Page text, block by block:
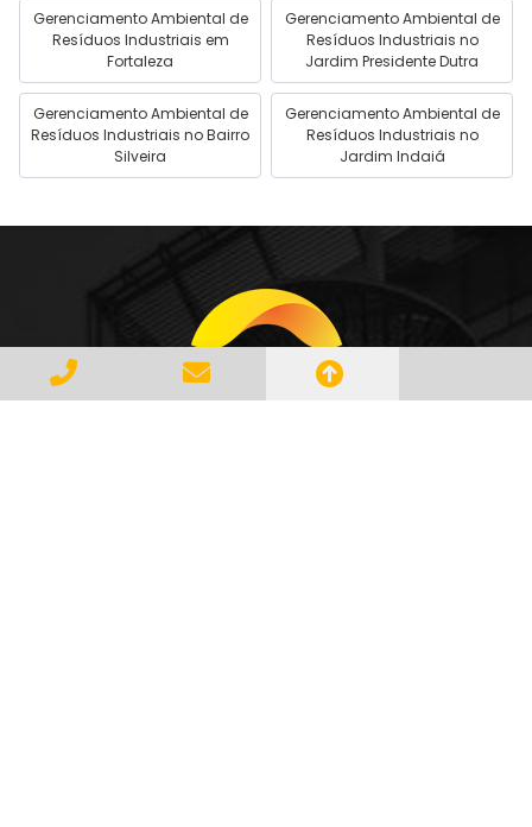
Gerenciamento Ambiental de
Resíduos Industriais em
Fortaleza
Gerenciamento Ambiental de
Resíduos Industriais no
Jardim Presidente Dutra
Gerenciamento Ambiental de
Resíduos Industriais no Bairro
Silveira
Gerenciamento Ambiental de
Resíduos Industriais no
Jardim Indaiá